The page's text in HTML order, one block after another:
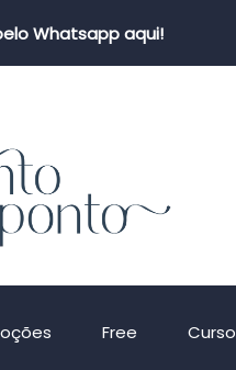
Whatsapp aqui!
Free